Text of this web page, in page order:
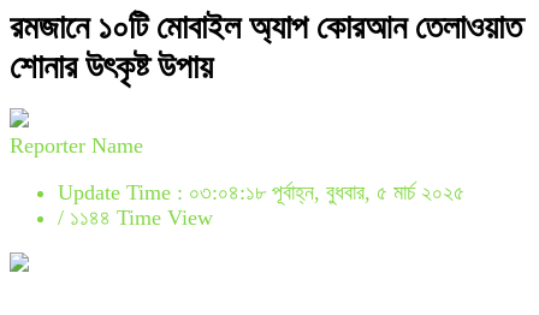
রমজানে ১০টি মোবাইল অ্যাপ কোরআন তেলাওয়াত
শোনার উৎকৃষ্ট উপায়
Reporter Name
Update Time : ০৩:০৪:১৮ পূর্বাহ্ন, বুধবার, ৫ মার্চ ২০২৫
/ ১১৪৪ Time View